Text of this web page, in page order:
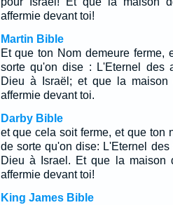
affermie devant toi!
Martin Bible
Et que ton Nom demeure ferme,
sorte qu'on dise : L'Eternel des
Dieu à Israël; et que la
affermie devant toi.
Darby Bible
et que cela soit ferme, et que ton
de sorte qu'on dise: L'Eternel
Dieu à Israel. Et que la maison
affermie devant toi!
King James Bible